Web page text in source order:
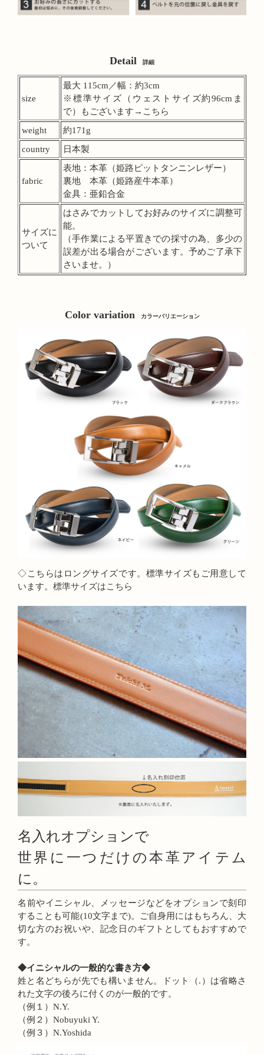
Detail 詳細
size
最大 115cm／幅：約3cm
※標準サイズ（ウェストサイズ約96cmま
で）もございます →こちら
weight
約171g
country
日本製
fabric
表地：本革（姫路ピットタンニンレザー）
裏地 本革（姫路産牛本革）
金具：亜鉛合金
サイズに
ついて
はさみでカットしてお好みのサイズに調整可
能。
（手作業による平置きでの採寸の為、多少の
誤差が出る場合がございます。予めご了承下
さいませ。）
Color variation カラーバリエーション
◇こちらはロングサイズです。標準サイズもご用意して
います。 標準サイズはこちら
名入れオプションで
世界に一つだけの本革アイテム
に。
名前やイニシャル、メッセージなどをオプションで刻印
することも可能(10文字まで)。ご自身用にはもちろん、大
切な方のお祝いや、記念日のギフトとしてもおすすめで
す。
◆イニシャルの一般的な書き方◆
姓と名どちらが先でも構いません。ドット（.）は省略さ
れた文字の後ろに付くのが一般的です。
（例１）N.Y.
（例２）Nobuyuki Y.
（例３）N.Yoshida